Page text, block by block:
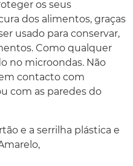
os seus
dos alimentos, graças
usado para conservar,
Como qualquer
no microondas. Não
contacto com
com as paredes do
e a serrilha plástica e